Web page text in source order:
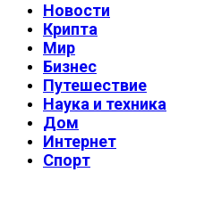
Новости
Крипта
Мир
Бизнес
Путешествие
Наука и техника
Дом
Интернет
Спорт